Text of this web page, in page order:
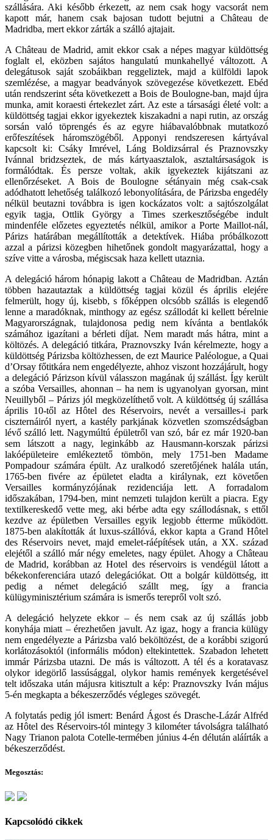
szállására. Aki később érkezett, az nem csak hogy vacsorát nem
kapott már, hanem csak bajosan tudott bejutni a Château de
Madridba, mert ekkor zárták a szálló ajtajait.
A Château de Madrid, amit ekkor csak a népes magyar küldöttség
foglalt el, eközben sajátos hangulatú munkahellyé változott. A
delegátusok saját szobáikban reggeliztek, majd a külföldi lapok
szemlézése, a magyar beadványok szövegezése következett. Ebéd
után rendszerint séta következett a Bois de Boulogne-ban, majd újra
munka, amit koraesti értekezlet zárt. Az este a társasági életé volt: a
küldöttség tagjai ekkor igyekeztek kiszakadni a napi rutin, az ország
sorsán való töprengés és az egyre hiábavalóbbnak mutatkozó
erőfeszítések háromszögéből. Apponyi rendszeresen kártyával
kapcsolt ki: Csáky Imrével, Láng Boldizsárral és Praznovszky
Ivánnal bridzseztek, de más kártyaasztalok, asztaltársaságok is
formálódtak. És persze voltak, akik igyekeztek kijátszani az
ellenőrzéseket. A Bois de Boulogne sétányain még csak-csak
adódhatott lehetőség találkozó lebonyolítására, de Párizsba engedély
nélkül beutazni továbbra is igen kockázatos volt: a sajtószolgálat
egyik tagja, Ottlik György a Times szerkesztőségébe indult
mindenféle előzetes egyeztetés nélkül, amikor a Porte Maillot-nál,
Párizs határában megállították a detektívek. Hiába próbálkozott
azzal a párizsi közegben hihetőnek gondolt magyarázattal, hogy a
szíve vitte a városba, mégiscsak haza kellett utaznia.
A delegáció három hónapig lakott a Château de Madridban. Aztán
többen hazautaztak a küldöttség tagjai közül és április elejére
felmerült, hogy új, kisebb, s főképpen olcsóbb szállás is elegendő
lenne a maradóknak, minthogy az egész szállodát ki kellett bérelnie
Magyarországnak, tulajdonosa pedig nem kívánta a bentlakók
számához igazítani a bérleti díjat. Nem maradt más hátra, mint a
költözés. A delegáció titkára, Praznovszky Iván kérelmezte, hogy a
küldöttség Párizsba költözhessen, de ezt Maurice Paléologue, a Quai
d’Orsay főtitkára nem engedélyezte, ahhoz viszont hozzájárult, hogy
a delegáció Párizson kívül válasszon magának új szállást. Így került
a szóba Versailles, ahonnan – ha nem is ugyanolyan gyorsan, mint
Neuillyből – Párizs jól megközelíthető volt. A küldöttség új szállása
április 10-től az Hôtel des Réservoirs, nevét a versailles-i park
ciszternáiról nyert, a kastély parkjának közvetlen szomszédságban
lévő szálló lett. Nagymúltú épületről van szó, bár ez már 1920-ban
sem látszott a nagy, leginkább az Hausmann-korszak párizsi
lakóépületeire emlékeztető tömbön, mely 1751-ben Madame
Pompadour számára épült. Az uralkodó szeretőjének halála után,
1765-ben fivére az épületet eladta a királynak, ezt követően
Versailles kormányzójának rezidenciája lett. A forradalom
időszakában, 1794-ben, mint nemzeti tulajdon került a piacra. Egy
textilkereskedő vette meg, aki bérbe adta egy szállodásnak, s ettől
kezdve az épületben Versailles egyik legjobb étterme működött.
1875-ben alakították át luxus-szállóvá, ekkor kapta a Grand Hôtel
des Réservoirs nevet, majd emelet-ráépítések után, a XX. század
elejétől a szálló már négy emeletes, nagy épület. Ahogy a Château
de Madrid, korábban az Hotel des réservoirs is vendégül látott a
békekonferenciára utazó delegációkat. Ott a bolgár küldöttség, itt
pedig a német delegáció szállt meg, így a francia
külügyminisztérium számára is ismerős terepről volt szó.
A delegáció helyzete ekkor – és nem csak az új szállás jobb
konyhája miatt – érezhetően javult. Az igaz, hogy a francia külügy
nem engedélyezte a Párizsba való beköltözést, de a korábbi szigorú
korlátozásoktól (informális módon) eltekintettek. Szabadon lehetett
immár Párizsba utazni. De más is változott. A tél és a koratavasz
olykor idegörlő lassúsággal, olykor hamis remények kergetésével
telt időszaka után májusra kitisztult a kép: Praznovszky Iván május
5-én megkapta a békeszerződés végleges szövegét.
A folytatás pedig jól ismert: Benárd Ágost és Drasche-Lázár Alfréd
az Hôtel des Réservoirs-tól mintegy 3 kilométer távolságra található
Nagy Trianon palota Cotelle-termében június 4-én délután aláírták a
békeszerződést.
Megosztás:
Kapcsolódó cikkek